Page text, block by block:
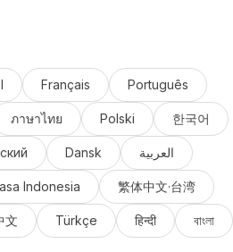
Français Português
ภาษาไทย Polski 한국어
Dansk العربية
Indonesia 繁体中文·台湾
文 Türkçe हिन्दी বাংলা